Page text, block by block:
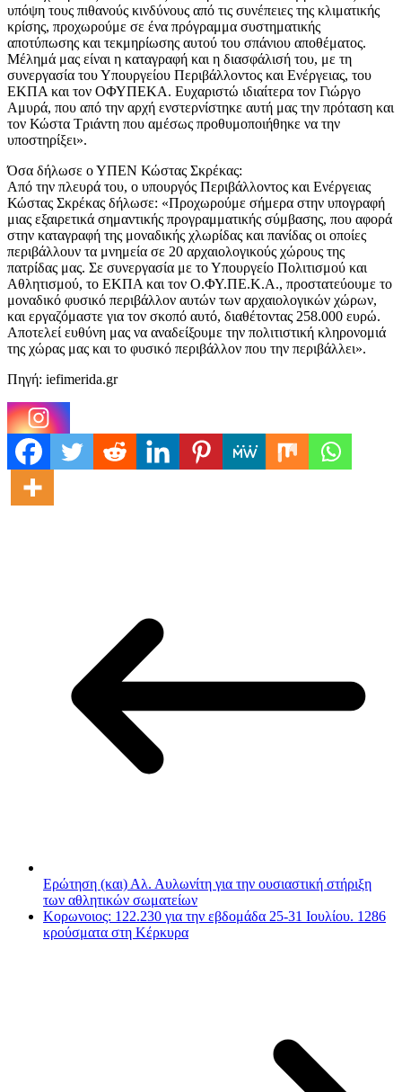
υπόψη τους πιθανούς κινδύνους από τις συνέπειες της κλιματικής
κρίσης, προχωρούμε σε ένα πρόγραμμα συστηματικής
αποτύπωσης και τεκμηρίωσης αυτού του σπάνιου αποθέματος.
Μέλημά μας είναι η καταγραφή και η διασφάλισή του, με τη
συνεργασία του Υπουργείου Περιβάλλοντος και Ενέργειας, του
ΕΚΠΑ και τον ΟΦΥΠΕΚΑ. Ευχαριστώ ιδιαίτερα τον Γιώργο
Αμυρά, που από την αρχή ενστερνίστηκε αυτή μας την πρόταση και
τον Κώστα Τριάντη που αμέσως προθυμοποιήθηκε να την
υποστηρίξει».
Όσα δήλωσε ο ΥΠΕΝ Κώστας Σκρέκας:
Από την πλευρά του, ο υπουργός Περιβάλλοντος και Ενέργειας
Κώστας Σκρέκας δήλωσε: «Προχωρούμε σήμερα στην υπογραφή
μιας εξαιρετικά σημαντικής προγραμματικής σύμβασης, που αφορά
στην καταγραφή της μοναδικής χλωρίδας και πανίδας οι οποίες
περιβάλλουν τα μνημεία σε 20 αρχαιολογικούς χώρους της
πατρίδας μας. Σε συνεργασία με το Υπουργείο Πολιτισμού και
Αθλητισμού, το ΕΚΠΑ και τον Ο.ΦΥ.ΠΕ.Κ.Α., προστατεύουμε το
μοναδικό φυσικό περιβάλλον αυτών των αρχαιολογικών χώρων,
και εργαζόμαστε για τον σκοπό αυτό, διαθέτοντας 258.000 ευρώ.
Αποτελεί ευθύνη μας να αναδείξουμε την πολιτιστική κληρονομιά
της χώρας μας και το φυσικό περιβάλλον που την περιβάλλει».
Πηγή: iefimerida.gr
Ερώτηση (και) Αλ. Αυλωνίτη για την ουσιαστική στήριξη
των αθλητικών σωματείων
Κορωνοιος: 122.230 για την εβδομάδα 25-31 Ιουλίου. 1286
κρούσματα στη Κέρκυρα